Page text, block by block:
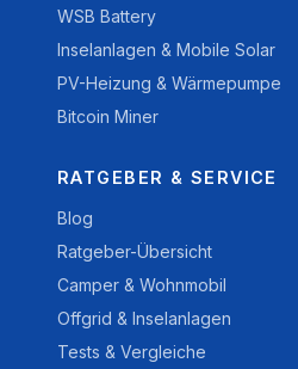
WSB Battery
Inselanlagen & Mobile Solar
PV-Heizung & Wärmepumpe
Bitcoin Miner
RATGEBER & SERVICE
Blog
Ratgeber-Übersicht
Camper & Wohnmobil
Offgrid & Inselanlagen
Tests & Vergleiche